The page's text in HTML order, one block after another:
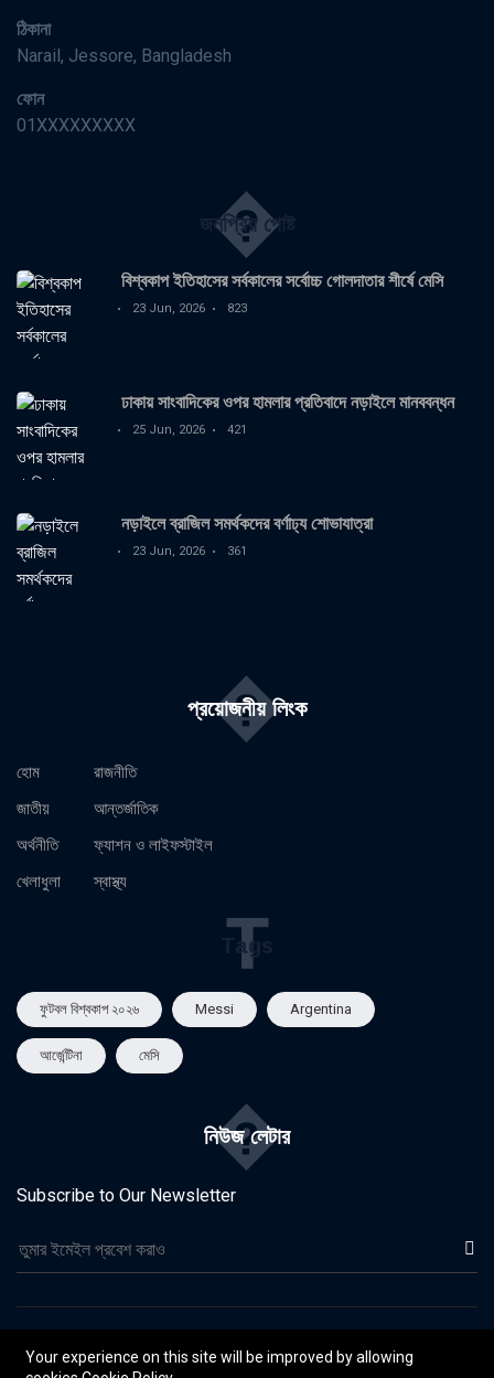
ঠিকানা
Narail, Jessore, Bangladesh
ফোন
01XXXXXXXXX
জনপ্রিয় পোষ্ট
�
বিশ্বকাপ ইতিহাসের সর্বকালের সর্বোচ্চ গোলদাতার শীর্ষে মেসি
23 Jun, 2026 823
ঢাকায় সাংবাদিকের ওপর হামলার প্রতিবাদে নড়াইলে মানববন্ধন
25 Jun, 2026 421
নড়াইলে ব্রাজিল সমর্থকদের বর্ণাঢ্য শোভাযাত্রা
23 Jun, 2026 361
প্রয়োজনীয় লিংক
�
হোম
জাতীয়
অর্থনীতি
খেলাধুলা
রাজনীতি
আন্তর্জাতিক
ফ্যাশন ও লাইফস্টাইল
স্বাস্থ্য
Tags
T
ফুটবল বিশ্বকাপ ২০২৬ Messi Argentina
আর্জেন্টিনা মেসি
নিউজ লেটার
�
Subscribe to Our Newsletter
©২০২৬ দৈনিক ওশান | নির্মাণ করছেন Cyber 32
Your experience on this site will be improved by allowing